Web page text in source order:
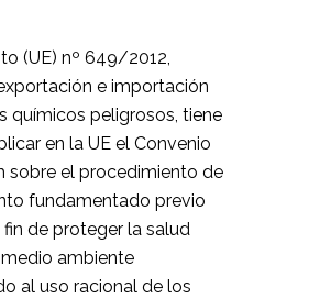
(UE) nº 649/2012,
e importación
químicos peligrosos, tiene
en la UE el Convenio
sobre el procedimiento de
fundamentado previo
fin de proteger la salud
ambiente
al uso racional de los